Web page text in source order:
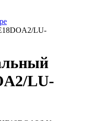
LU-
LU-